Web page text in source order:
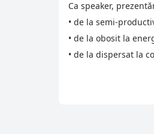
Ca speaker,
• de la semi-
• de la obosit la
• de la dispersat la